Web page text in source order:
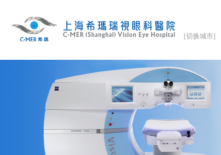
[切换城市]